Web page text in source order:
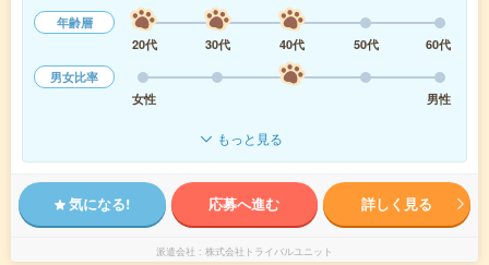
年齢層
20代
30代 40代 50代
60代
男女比率
女性
男性
もっと見る
気になる! 応募へ進む 詳しく見る
派遣会社 株式会社トライバルユニット